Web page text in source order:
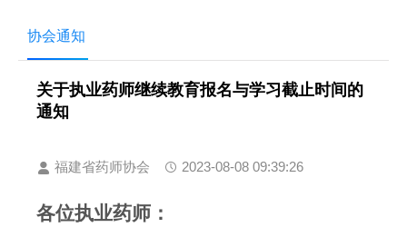
协会通知
关于执业药师继续教育报名与学习截止时间的
通知
福建省药师协会 2023-08-08 09:39:26
各位执业药师：